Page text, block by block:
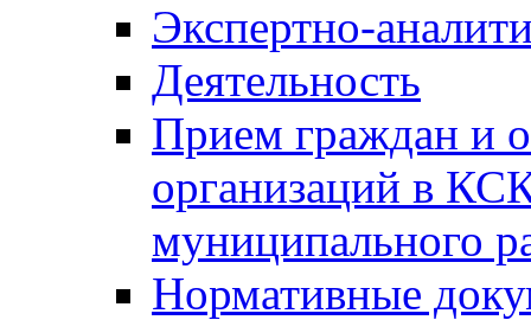
Экспертно-
Деятельность
Прием граждан и
организаций в
муниципального
Нормативные